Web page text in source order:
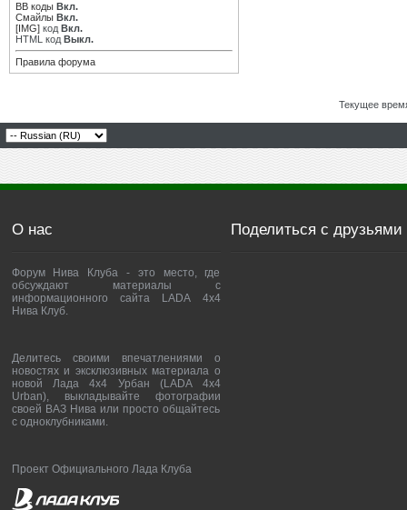
BB коды Вкл.
Смайлы Вкл.
[IMG] код Вкл.
HTML код Выкл.
Правила форума
Текущее
О нас
Форум Нива Клуба - это место, где
обсуждают материалы с
информационного сайта LADA 4x4
Нива Клуб.
Делитесь своими впечатлениями о
новостях и эксклюзивных материала о
новой Лада 4х4 Урбан (LADA 4x4
Urban), выкладывайте фотографии
своей ВАЗ Нива или просто общайтесь
с одноклубниками.
Проект Официального Лада Клуба
Поделиться с друзьями